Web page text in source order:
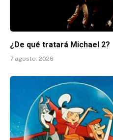
¿De qué tratará Michael 2?
7 agosto, 2026